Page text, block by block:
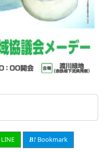
LINE Bookmark